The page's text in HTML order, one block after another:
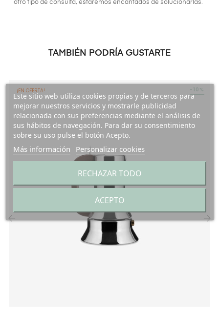
otro tipo de consulta, estaremos encantados de solucionarlas.
TAMBIÉN PODRÍA GUSTARTE
¡EN OFERTA! -10%
Este sitio web utiliza cookies propias y de terceros para
mejorar nuestros servicios y mostrarle publicidad
relacionada con sus preferencias mediante el análisis de
sus hábitos de navegación. Para dar su consentimiento
sobre su uso pulse el botón Acepto.
Más información Personalizar cookies
RECHAZAR TODO
ACEPTO